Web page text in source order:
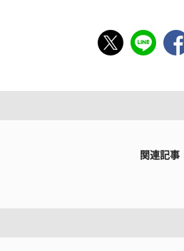
関連記事